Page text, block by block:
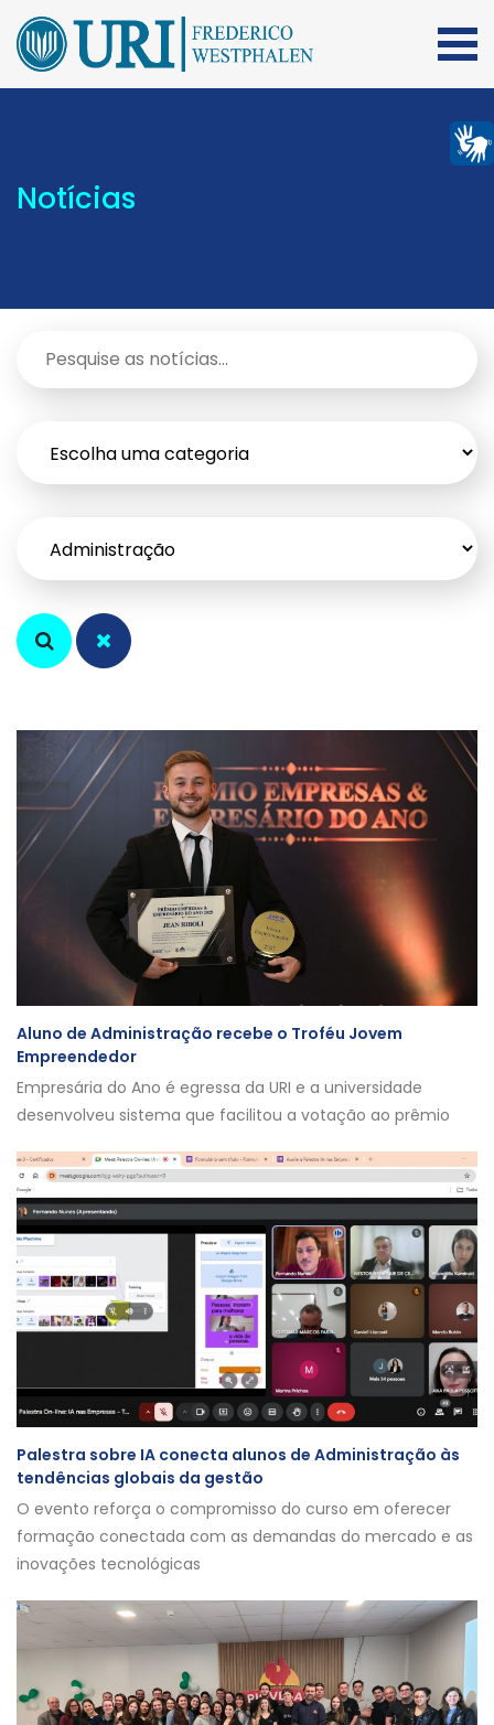
Notícias
Aluno de Administração recebe o Troféu Jovem
Empreendedor
Empresária do Ano é egressa da URI e a universidade
desenvolveu sistema que facilitou a votação ao prêmio
Palestra sobre IA conecta alunos de Administração às
tendências globais da gestão
O evento reforça o compromisso do curso em oferecer
formação conectada com as demandas do mercado e as
inovações tecnológicas